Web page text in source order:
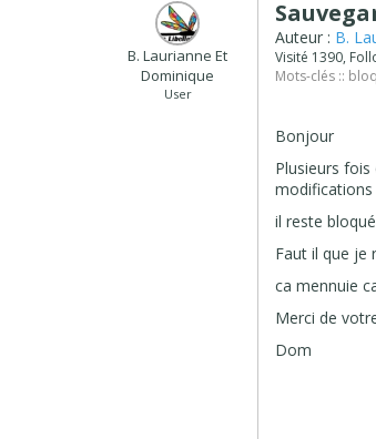
B. Laurianne Et
Dominique
User
Auteur : B.
Visité 1390,
Mots-clés ::
Bonjour
Plusieurs
modifications
il reste
Faut il que je
ca mennuie
Merci de
Dom